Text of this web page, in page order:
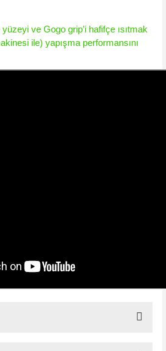
ve Gogo grip’i hafifçe ısıtmak
ile) yapışma performansını